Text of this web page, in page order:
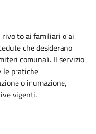
rivolto ai familiari o ai
che desiderano
comunali. Il servizio
le pratiche
o inumazione,
vigenti.